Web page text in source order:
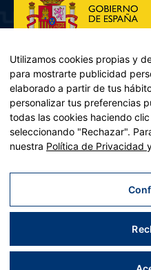
Plan de Recuperación,
Recuperación y resiliencia,
2021/241 del Parlamento
Aviso legal|Política de privacidad|
| Desarrollado
Utilizamos cookies propias y
para mostrarte publicidad
elaborado a partir de tus
personalizar tus preferencias
todas las cookies haciendo
seleccionando "Rechazar".
nuestra Política de Privacidad